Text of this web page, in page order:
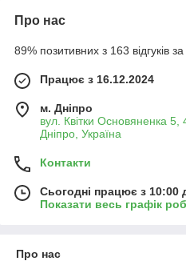
Про нас
89% позитивних з 163 відгуків за
Працює з 16.12.2024
м. Дніпро
вул. Квітки Основяненка 5,
Дніпро, Україна
Контакти
Сьогодні працює з 10:00
Показати весь графік
Про нас